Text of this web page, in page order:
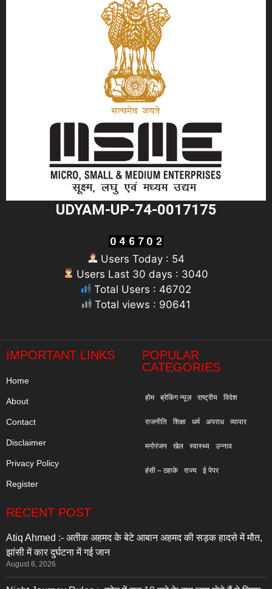
UDYAM-UP-74-0017175
Users Today : 54
Users Last 30 days : 3040
Total Users : 46702
Total views : 90641
IMPORTANT LINKS
Home
About
Contact
Disclaimer
Privacy Policy
Register
POPULAR
CATEGORIES
होम ब्रेकिंग न्यूज़ राष्ट्रीय विदेश
राजनीति शिक्षा धर्म अपराध व्यापार
मनोरंजन खेल स्वास्थ्य उन्नाव
हंसी – ठहाके राज्य ई पेपर
RECENT POST
Atiq Ahmed :- अतीक अहमद के बेटे आबान अहमद की सड़क हादसे में मौत,
झांसी में कार दुर्घटना में गई जान
August 6, 2026